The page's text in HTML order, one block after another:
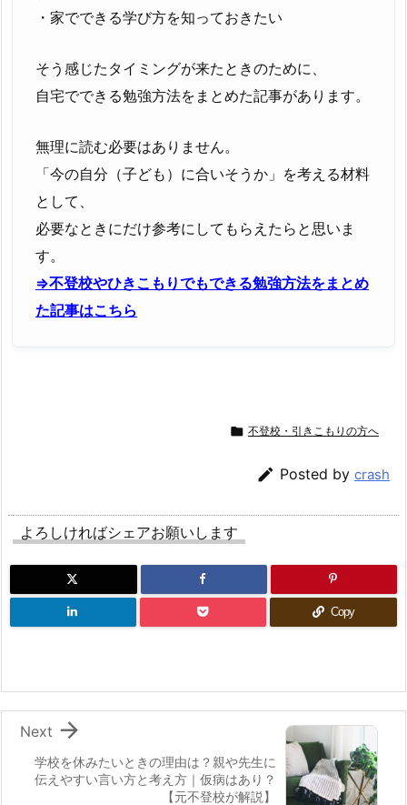
・家でできる学び方を知っておきたい
そう感じたタイミングが来たときのために、
自宅でできる勉強方法をまとめた記事があります。
無理に読む必要はありません。
「今の自分（子ども）に合いそうか」を考える材料
として、
必要なときにだけ参考にしてもらえたらと思いま
す。
⇒不登校やひきこもりでもできる勉強方法をまとめ
た記事はこちら
 不登校・引きこもりの方へ
 Posted by crash
よろしければシェアお願いします
Copy
学校を休みたいときの理由は？親や先生に
伝えやすい言い方と考え方｜仮病はあり？
【元不登校が解説】

Next